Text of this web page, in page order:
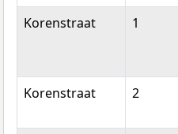
Korenstraat
1
Korenstraat 2